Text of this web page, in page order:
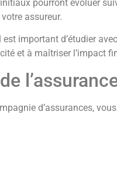
pourront évoluer
assureur.
important d’étudier
et à maîtriser l’impact
d’assurances,